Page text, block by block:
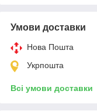
Умови доставки
Нова Пошта
Укрпошта
Всі умови доставки